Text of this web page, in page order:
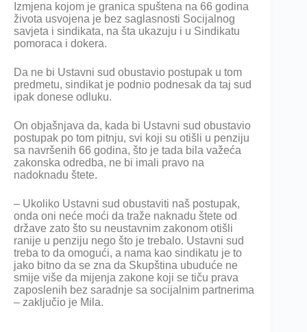
Izmjena kojom je granica spuštena na 66 godina
života usvojena je bez saglasnosti Socijalnog
savjeta i sindikata, na šta ukazuju i u Sindikatu
pomoraca i dokera.
Da ne bi Ustavni sud obustavio postupak u tom
predmetu, sindikat je podnio podnesak da taj sud
ipak donese odluku.
On objašnjava da, kada bi Ustavni sud obustavio
postupak po tom pitnju, svi koji su otišli u penziju
sa navršenih 66 godina, što je tada bila važeća
zakonska odredba, ne bi imali pravo na
nadoknadu štete.
– Ukoliko Ustavni sud obustaviti naš postupak,
onda oni neće moći da traže naknadu štete od
države zato što su neustavnim zakonom otišli
ranije u penziju nego što je trebalo. Ustavni sud
treba to da omogući, a nama kao sindikatu je to
jako bitno da se zna da Skupština ubuduće ne
smije više da mijenja zakone koji se tiču prava
zaposlenih bez saradnje sa socijalnim partnerima
– zaključio je Mila.